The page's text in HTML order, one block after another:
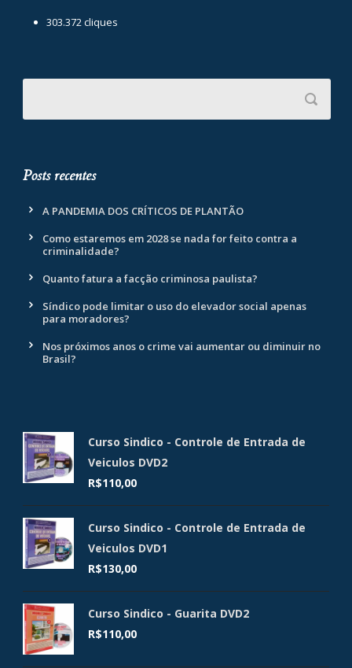
303.372 cliques
Posts recentes
A PANDEMIA DOS CRÍTICOS DE PLANTÃO
Como estaremos em 2028 se nada for feito contra a
criminalidade?
Quanto fatura a facção criminosa paulista?
Síndico pode limitar o uso do elevador social apenas
para moradores?
Nos próximos anos o crime vai aumentar ou diminuir no
Brasil?
Curso Sindico - Controle de Entrada de
Veiculos DVD2
R$110,00
Curso Sindico - Controle de Entrada de
Veiculos DVD1
R$130,00
Curso Sindico - Guarita DVD2
R$110,00